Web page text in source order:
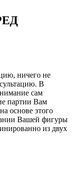
ничего не
В
сам
партии Вам
основе этого
Вашей фигуры
из двух